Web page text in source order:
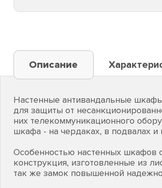
Описание
Настенные антивандальные
для защиты от
них телекоммуникационного
шкафа - на чердаках, в подвалах
Особенностью настенных шкафов
конструкция, изготовленные из
так же замок повышенной